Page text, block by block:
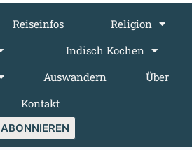
Reiseinfos
Religion
Indisch Kochen
Auswandern
Über
Kontakt
ABONNIEREN